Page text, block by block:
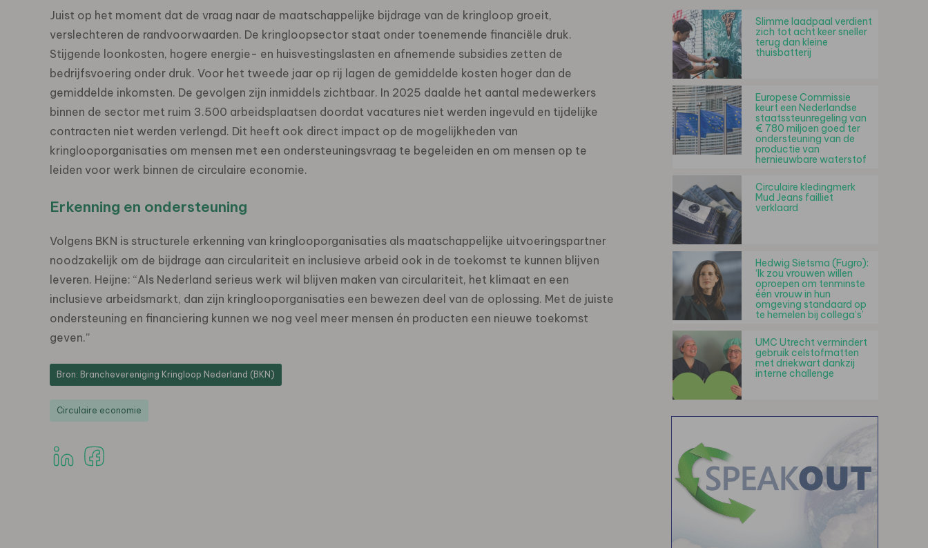
Juist op het moment dat de vraag naar de maatschappelijke bijdrage van de kringloop groeit,
verslechteren de randvoorwaarden. De kringloopsector staat onder toenemende financiële druk.
Stijgende loonkosten, hogere energie- en huisvestingslasten en afnemende subsidies zetten de
bedrijfsvoering onder druk. Voor het tweede jaar op rij lagen de gemiddelde kosten hoger dan de
gemiddelde inkomsten. De gevolgen zijn inmiddels zichtbaar. In 2025 daalde het aantal medewerkers
binnen de sector met ruim 3.500 arbeidsplaatsen doordat vacatures niet werden ingevuld en tijdelijke
contracten niet werden verlengd. Dit heeft ook direct impact op de mogelijkheden van
kringlooporganisaties om mensen met een ondersteuningsvraag te begeleiden en om mensen op te
leiden voor werk binnen de circulaire economie.
Erkenning en ondersteuning
Volgens BKN is structurele erkenning van kringlooporganisaties als maatschappelijke uitvoeringspartner
noodzakelijk om de bijdrage aan circulariteit en inclusieve arbeid ook in de toekomst te kunnen blijven
leveren. Heijne: “Als Nederland serieus werk wil blijven maken van circulariteit, het klimaat en een
inclusieve arbeidsmarkt, dan zijn kringlooporganisaties een bewezen deel van de oplossing. Met de juiste
ondersteuning en financiering kunnen we nog veel meer mensen én producten een nieuwe toekomst
geven.”
Bron: Branchevereniging Kringloop Nederland (BKN)
Circulaire economie
Slimme laadpaal verdient
zich tot acht keer sneller
terug dan kleine
thuisbatterij
Europese Commissie
keurt een Nederlandse
staatssteunregeling van
€ 780 miljoen goed ter
ondersteuning van de
productie van
hernieuwbare waterstof
Circulaire kledingmerk
Mud Jeans failliet
verklaard
Hedwig Sietsma (Fugro):
‘Ik zou vrouwen willen
oproepen om tenminste
één vrouw in hun
omgeving standaard op
te hemelen bij collega’s’
UMC Utrecht vermindert
gebruik celstofmatten
met driekwart dankzij
interne challenge